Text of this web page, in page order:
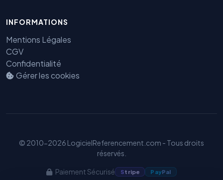
INFORMATIONS
Mentions Légales
CGV
Confidentialité
Gérer les cookies
© 2010-2026 LogicielReferencement.com - Tous droits
réservés.
Paiement Sécurisé Stripe PayPal